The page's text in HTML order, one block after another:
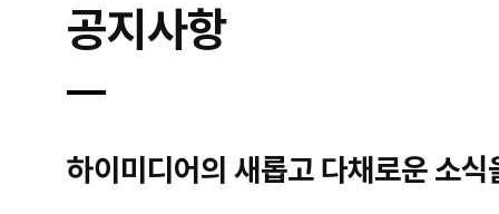
공지사항
하이미디어의 새롭고 다채로운 소